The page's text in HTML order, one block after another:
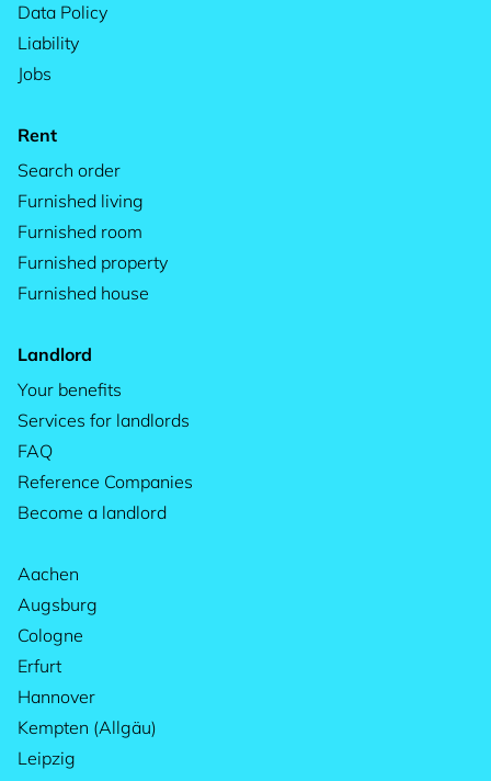
Data Policy
Liability
Jobs
Rent
Search order
Furnished living
Furnished room
Furnished property
Furnished house
Landlord
Your benefits
Services for landlords
FAQ
Reference Companies
Become a landlord
Aachen
Augsburg
Cologne
Erfurt
Hannover
Kempten (Allgäu)
Leipzig